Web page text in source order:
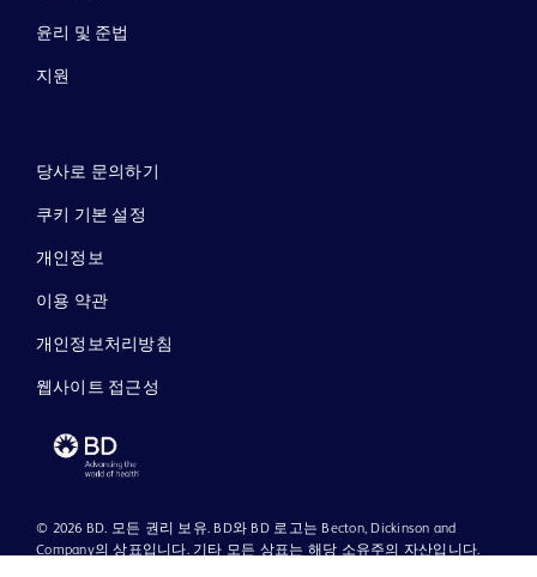
윤리 및 준법
지원
당사로 문의하기
쿠키 기본 설정
개인정보
이용 약관
개인정보처리방침
웹사이트 접근성
© 2026 BD. 모든 권리 보유. BD와 BD 로고는 Becton, Dickinson and
Company의 상표입니다. 기타 모든 상표는 해당 소유주의 자산입니다.